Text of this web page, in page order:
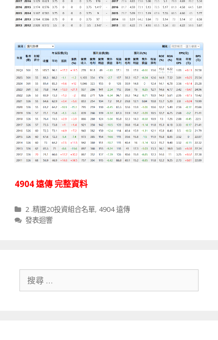
4904 遠傳 完整資料
分類
2 .精選20投資組合名單, 4904 遠傳
發表迴響
搜尋關於：